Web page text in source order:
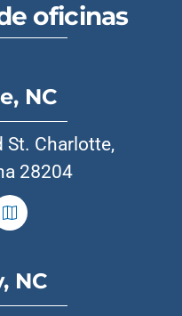
oficinas
NC
St. Charlotte,
28204
NC